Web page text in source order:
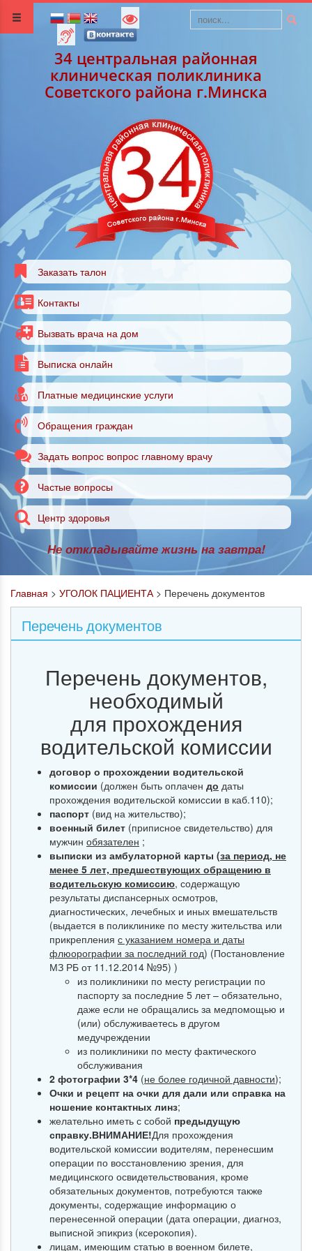
34 центральная районная
клиническая поликлиника
Советского района г.Минска
Заказать талон
Контакты
Вызвать врача на дом
Выписка онлайн
Платные медицинские услуги
Обращения граждан
Задать вопрос вопрос главному врачу
Частые вопросы
Центр здоровья
Не откладывайте жизнь на завтра!
Главная > УГОЛОК ПАЦИЕНТА > Перечень документов
Перечень документов
Перечень документов,
необходимый
для прохождения
водительской комиссии
договор о прохождении водительской
комиссии (должен быть оплачен до даты
прохождения водительской комиссии в каб.110);
паспорт (вид на жительство);
военный билет (приписное свидетельство) для
мужчин обязателен ;
выписки из амбулаторной карты (за период, не
менее 5 лет, предшествующих обращению в
водительскую комиссию, содержащую
результаты диспансерных осмотров,
диагностических, лечебных и иных вмешательств
(выдается в поликлинике по месту жительства или
прикрепления с указанием номера и даты
флюорографии за последний год) (Постановление
МЗ РБ от 11.12.2014 №95) )
из поликлиники по месту регистрации по
паспорту за последние 5 лет – обязательно,
даже если не обращались за медпомощью и
(или) обслуживаетесь в другом
медучреждении
из поликлиники по месту фактического
обслуживания
2 фотографии 3*4 (не более годичной давности);
Очки и рецепт на очки для дали или справка на
ношение контактных линз;
желательно иметь с собой предыдущую
справку.ВНИМАНИЕ!Для прохождения
водительской комиссии водителям, перенесшим
операции по восстановлению зрения, для
медицинского освидетельствования, кроме
обязательных документов, потребуются также
документы, содержащие информацию о
перенесенной операции (дата операции, диагноз,
выписной эпикриз (ксерокопия).
лицам, имеющим статью в военном билете,